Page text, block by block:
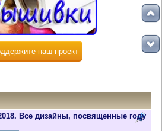
наш проект
Все дизайны, посвященные году